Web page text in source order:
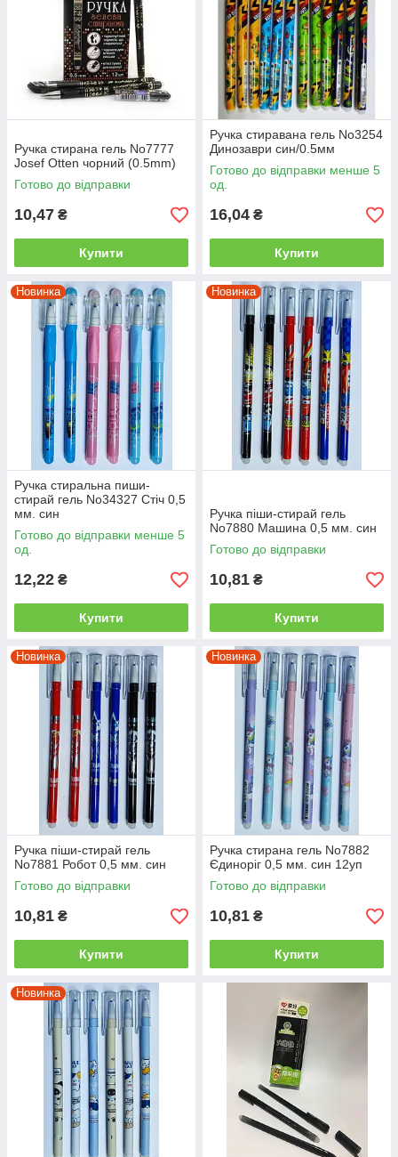
Ручка стирана гель No7777
Josef Otten чорний (0.5mm)
Готово до відправки
10,47 ₴
Купити
Ручка стиравана гель No3254
Динозаври син/0.5мм
Готово до відправки менше 5
од.
16,04 ₴
Купити
Новинка
Ручка стиральна пиши-
стирай гель No34327 Стіч 0,5
мм. син
Готово до відправки менше 5
од.
12,22 ₴
Купити
Новинка
Ручка піши-стирай гель
No7880 Машина 0,5 мм. син
Готово до відправки
10,81 ₴
Купити
Новинка
Ручка піши-стирай гель
No7881 Робот 0,5 мм. син
Готово до відправки
10,81 ₴
Купити
Новинка
Ручка стирана гель No7882
Єдиноріг 0,5 мм. син 12уп
Готово до відправки
10,81 ₴
Купити
Новинка